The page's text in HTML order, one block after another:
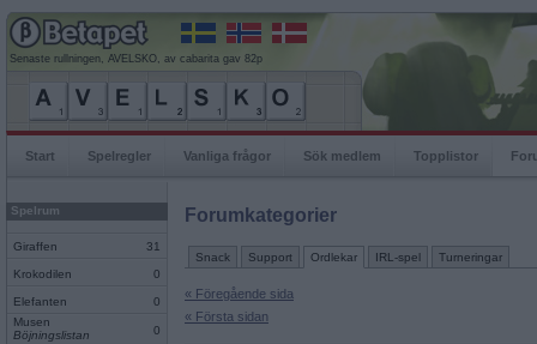
Senaste rullningen, AVELSKO, av cabarita gav 82p
Start Spelregler Vanliga frågor Sök medlem Topplistor
Spelrum
Giraffen 31
Krokodilen 0
Elefanten
0
Musen
Böjningslistan
0
Forumkategorier
Snack Support Ordlekar IRL-spel Turneringar
« Föregående sida
« Första sidan